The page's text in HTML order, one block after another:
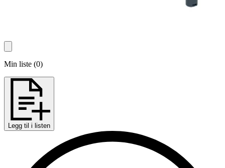
Min liste (0)
Legg til i listen